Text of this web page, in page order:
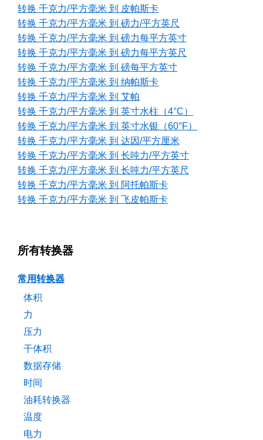
转换 千克力/平方毫米 到 皮帕斯卡
转换 千克力/平方毫米 到 磅力/平方英尺
转换 千克力/平方毫米 到 磅力每平方英寸
转换 千克力/平方毫米 到 磅力每平方英尺
转换 千克力/平方毫米 到 磅每平方英寸
转换 千克力/平方毫米 到 纳帕斯卡
转换 千克力/平方毫米 到 艾帕
转换 千克力/平方毫米 到 英寸水柱（4°C）
转换 千克力/平方毫米 到 英寸水银（60°F）
转换 千克力/平方毫米 到 达因/平方厘米
转换 千克力/平方毫米 到 长吨力/平方英寸
转换 千克力/平方毫米 到 长吨力/平方英尺
转换 千克力/平方毫米 到 阿托帕斯卡
转换 千克力/平方毫米 到 飞皮帕斯卡
所有转换器
常用转换器
体积
力
压力
干体积
数据存储
时间
油耗转换器
温度
电力